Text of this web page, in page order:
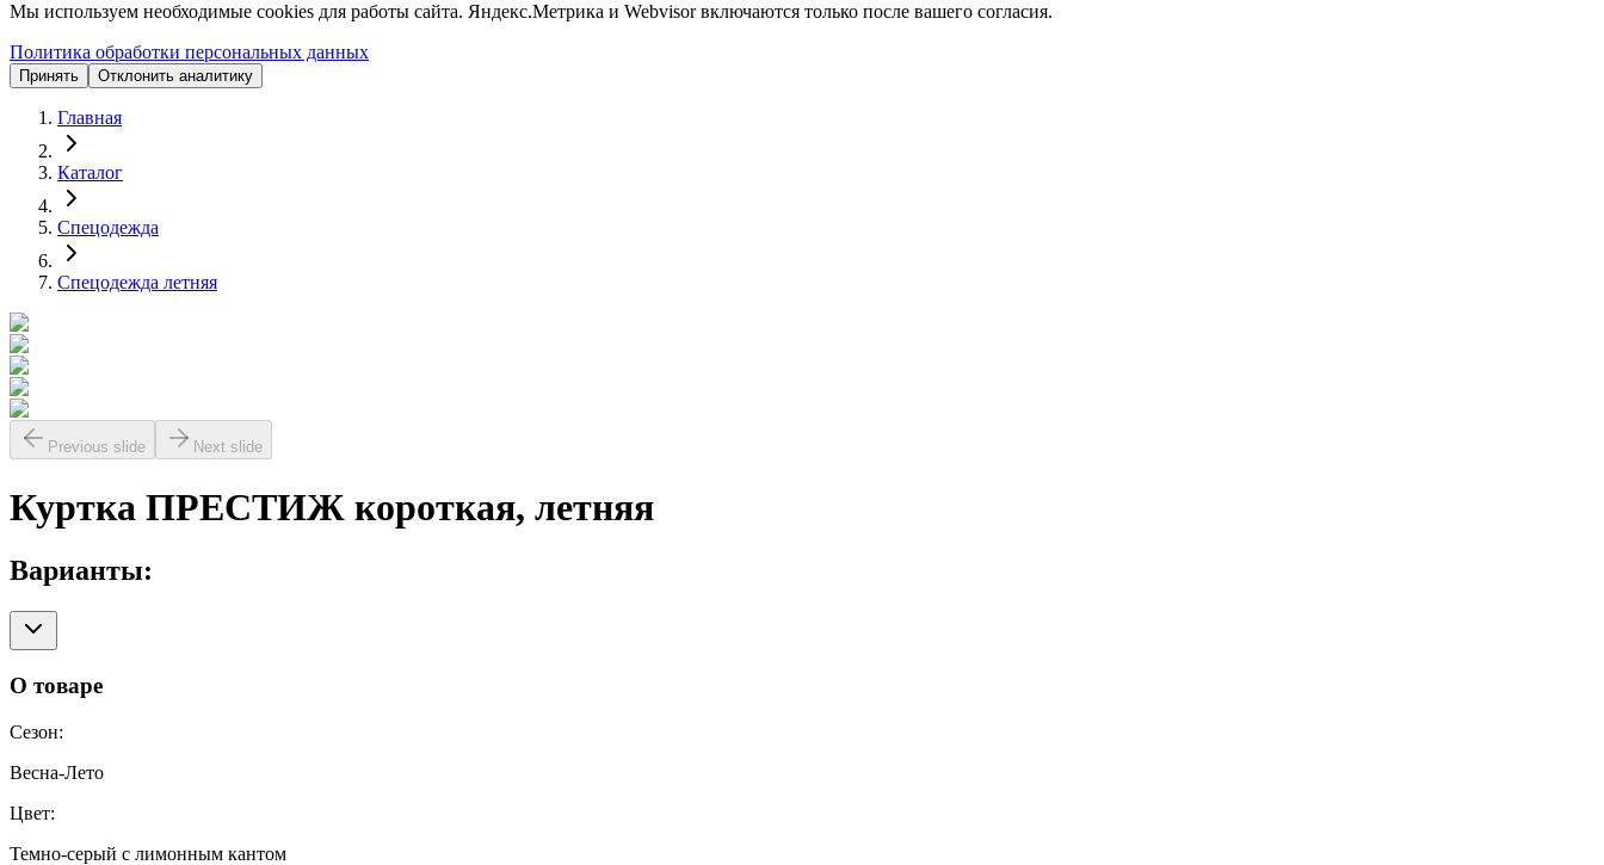
Мы используем необходимые cookies для работы сайта. Яндекс.Метрика и Webvisor включаются только после вашего согласия.
Политика обработки персональных данных
Принять Отклонить аналитику
Главная
Каталог
Спецодежда
Спецодежда летняя
Previous slide Next slide
Куртка ПРЕСТИЖ короткая, летняя
Варианты:
О товаре
Сезон:
Весна-Лето
Цвет:
Темно-серый с лимонным кантом